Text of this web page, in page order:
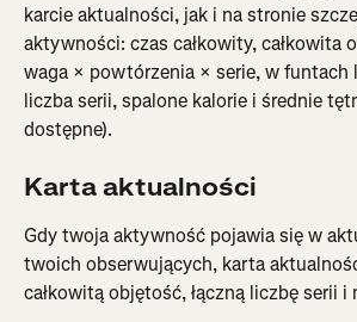
karcie aktualności, jak i na stronie
aktywności: czas całkowity, całkowita
waga × powtórzenia × serie, w funtach
liczba serii, spalone kalorie i średnie
dostępne).
Karta aktualności
Gdy twoja aktywność pojawia się w
twoich obserwujących, karta
całkowitą objętość, łączną liczbę serii i